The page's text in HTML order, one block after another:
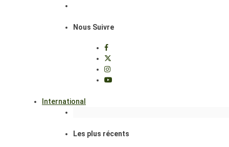
Nous Suivre
International
Les plus récents